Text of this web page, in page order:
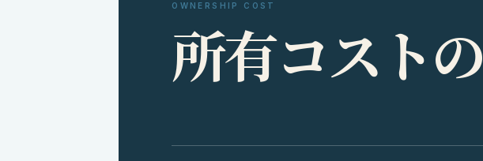
OWNERSHIP COST
所有コス トの